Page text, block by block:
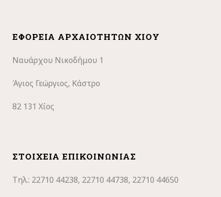
ΕΦΟΡΕΊΑ ΑΡΧΑΙΟΤΉΤΩΝ ΧΊΟΥ
Ναυάρχου Νικοδήμου 1
Άγιος Γεώργιος, Κάστρο
82 131 Χίος
ΣΤΟΙΧΕΊΑ ΕΠΙΚΟΙΝΩΝΊΑΣ
Τηλ.: 22710 44238, 22710 44738, 22710 44650